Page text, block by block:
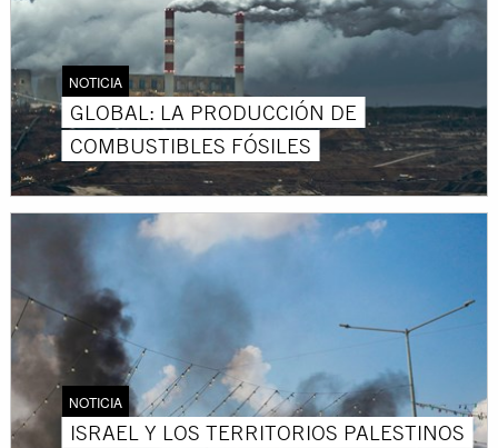
NOTICIA
GLOBAL: LA PRODUCCIÓN DE
COMBUSTIBLES FÓSILES
NOTICIA
ISRAEL Y LOS TERRITORIOS PALESTINOS